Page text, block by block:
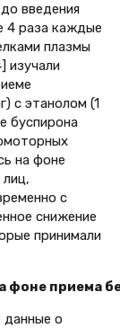
введения
4 раза каждые
плазмы
изучали
с этанолом (1
буспирона
на фоне
с
снижение
принимали
фоне приема
данные о